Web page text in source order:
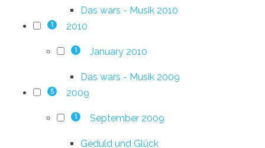
Das wars - Musik 2010
1 2010
1 January 2010
Das wars - Musik 2009
5 2009
1 September 2009
Geduld und Glück